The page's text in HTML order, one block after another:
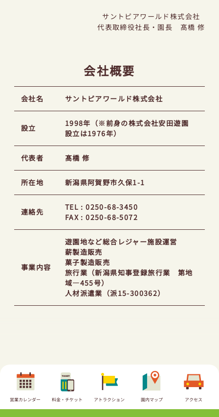
サントピアワールド株式会社
代表取締役社長・園長 髙橋 修
会社概要
会社名 サントピアワールド株式会社
設立
1998年（※前身の株式会社安田遊園
設立は1976年）
代表者 髙橋 修
所在地 新潟県阿賀野市久保1-1
連絡先
TEL : 0250-68-3450
FAX : 0250-68-5072
事業内容
遊園地など総合レジャー施設運営
薪製造販売
菓子製造販売
旅行業（新潟県知事登録旅行業 第地
域―455号）
人材派遣業（派15-300362）
営業カレンダー 料金・チケット アトラクション 園内マップ アクセス